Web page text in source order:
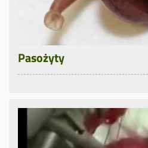
Pasożyty